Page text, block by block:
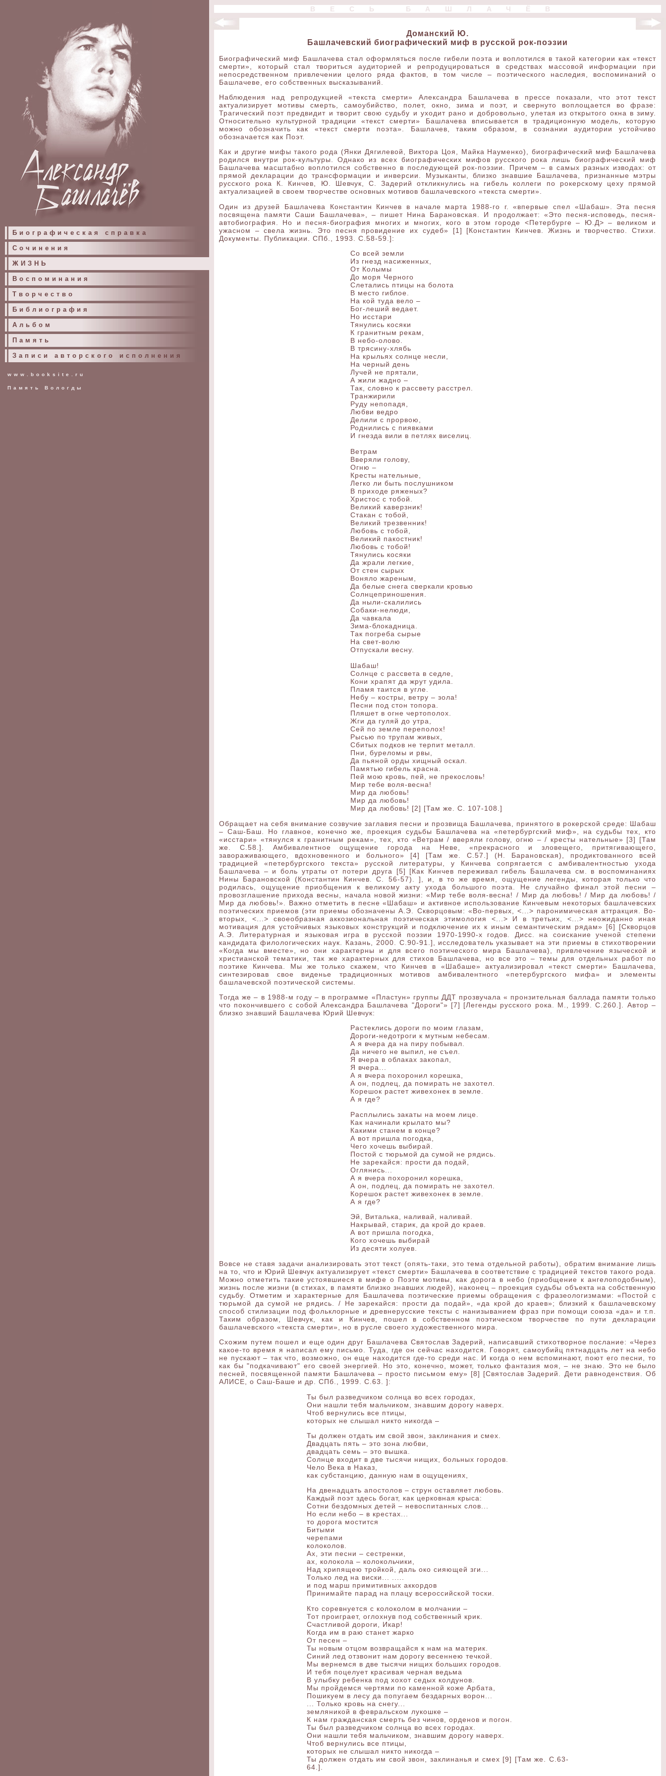
Биографическая справка
Сочинения
ЖИЗНЬ
Воспоминания
Творчество
Библиография
Альбом
Память
Записи авторского исполнения
www.booksite.ru
Память Вологды
ВЕСЬ БАШЛАЧЁВ
Доманский Ю.
Башлачевский биографический миф в русской рок-поэзии
Биографический миф Башлачева стал оформляться после гибели поэта и воплотился в такой категории как «текст
смерти», который стал твориться аудиторией и репродуцироваться в средствах массовой информации при
непосредственном привлечении целого ряда фактов, в том числе – поэтического наследия, воспоминаний о
Башлачеве, его собственных высказываний.
Наблюдения над репродукцией «текста смерти» Александра Башлачева в прессе показали, что этот текст
актуализирует мотивы смерть, самоубийство, полет, окно, зима и поэт, и свернуто воплощается во фразе:
Трагический поэт предвидит и творит свою судьбу и уходит рано и добровольно, улетая из открытого окна в зиму.
Относительно культурной традиции «текст смерти» Башлачева вписывается в традиционную модель, которую
можно обозначить как «текст смерти поэта». Башлачев, таким образом, в сознании аудитории устойчиво
обозначается как Поэт.
Как и другие мифы такого рода (Янки Дягилевой, Виктора Цоя, Майка Науменко), биографический миф Башлачева
родился внутри рок-культуры. Однако из всех биографических мифов русского рока лишь биографический миф
Башлачева масштабно воплотился собственно в последующей рок-поэзии. Причем – в самых разных изводах: от
прямой декларации до трансформации и инверсии. Музыканты, близко знавшие Башлачева, признанные мэтры
русского рока К. Кинчев, Ю. Шевчук, С. Задерий откликнулись на гибель коллеги по рокерскому цеху прямой
актуализацией в своем творчестве основных мотивов башлачевского «текста смерти».
Один из друзей Башлачева Константин Кинчев в начале марта 1988-го г. «впервые спел «Шабаш». Эта песня
посвящена памяти Саши Башлачева», – пишет Нина Барановская. И продолжает: «Это песня-исповедь, песня-
автобиография. Но и песня-биография многих и многих, кого в этом городе <Петербурге – Ю.Д> – великом и
ужасном – свела жизнь. Это песня провидение их судеб» [1] [Константин Кинчев. Жизнь и творчество. Стихи.
Документы. Публикации. СПб., 1993. С.58-59.]:
Со всей земли
Из гнезд насиженных,
От Колымы
До моря Черного
Слетались птицы на болота
В место гиблое.
На кой туда вело –
Бог-леший ведает.
Но исстари
Тянулись косяки
К гранитным рекам,
В небо-олово.
В трясину-хлябь
На крыльях солнце несли,
На черный день
Лучей не прятали,
А жили жадно –
Так, словно к рассвету расстрел.
Транжирили
Руду непопадя,
Любви ведро
Делили с прорвою,
Роднились с пиявками
И гнезда вили в петлях виселиц.
Ветрам
Вверяли голову,
Огню –
Кресты нательные,
Легко ли быть послушником
В приходе ряженых?
Христос с тобой.
Великий каверзник!
Стакан с тобой,
Великий трезвенник!
Любовь с тобой,
Великий пакостник!
Любовь с тобой!
Тянулись косяки
Да жрали легкие,
От стен сырых
Воняло жареным,
Да белые снега сверкали кровью
Солнцеприношения.
Да ныли-скалились
Собаки-нелюди,
Да чавкала
Зима-блокадница.
Так погреба сырые
На свет-волю
Отпускали весну.
Шабаш!
Солнце с рассвета в седле,
Кони храпят да жрут удила.
Пламя таится в угле.
Небу – костры, ветру – зола!
Песни под стон топора.
Пляшет в огне чертополох.
Жги да гуляй до утра,
Сей по земле переполох!
Рысью по трупам живых,
Сбитых подков не терпит металл.
Пни, буреломы и рвы,
Да пьяной орды хищный оскал.
Памятью гибель красна.
Пей мою кровь, пей, не прекословь!
Мир тебе воля-весна!
Мир да любовь!
Мир да любовь!
Мир да любовь! [2] [Там же. С. 107-108.]
Обращает на себя внимание созвучие заглавия песни и прозвища Башлачева, принятого в рокерской среде: Шабаш
– Саш-Баш. Но главное, конечно же, проекция судьбы Башлачева на «петербургский миф», на судьбы тех, кто
«исстари» «тянулся к гранитным рекам», тех, кто «Ветрам / вверяли голову, огню – / кресты нательные» [3] [Там
же. С.58.]. Амбивалентное ощущение города на Неве, «прекрасного и зловещего, притягивающего,
завораживающего, вдохновенного и больного» [4] [Там же. С.57.] (Н. Барановская), продиктованного всей
традицией «петербургского текста» русской литературы, у Кинчева сопрягается с амбивалентностью ухода
Башлачева – и боль утраты от потери друга [5] [Как Кинчев переживал гибель Башлачева см. в воспоминаниях
Нины Барановской (Константин Кинчев. С. 56-57). ], и, в то же время, ощущение легенды, которая только что
родилась, ощущение приобщения к великому акту ухода большого поэта. Не случайно финал этой песни –
провозглашение прихода весны, начала новой жизни: «Мир тебе воля-весна! / Мир да любовь! / Мир да любовь! /
Мир да любовь!». Важно отметить в песне «Шабаш» и активное использование Кинчевым некоторых башлачевских
поэтических приемов (эти приемы обозначены А.Э. Скворцовым: «Во-первых, <...> паронимическая аттракция. Во-
вторых, <...> своеобразная аккозиональная поэтическая этимология <...> И в третьих, <...> неожиданно иная
мотивация для устойчивых языковых конструкций и подключение их к иным семантическим рядам» [6] [Скворцов
А.Э. Литературная и языковая игра в русской поэзии 1970-1990-х годов. Дисс. на соискание ученой степени
кандидата филологических наук. Казань, 2000. С.90-91.], исследователь указывает на эти приемы в стихотворении
«Когда мы вместе», но они характерны и для всего поэтического мира Башлачева), привлечение языческой и
христианской тематики, так же характерных для стихов Башлачева, но все это – темы для отдельных работ по
поэтике Кинчева. Мы же только скажем, что Кинчев в «Шабаше» актуализировал «текст смерти» Башлачева,
синтезировав свое виденье традиционных мотивов амбивалентного «петербургского мифа» и элементы
башлачевской поэтической системы.
Тогда же – в 1988-м году – в программе «Пластун» группы ДДТ прозвучала « пронзительная баллада памяти только
что покончившего с собой Александра Башлачева "Дороги"» [7] [Легенды русского рока. М., 1999. С.260.]. Автор –
близко знавший Башлачева Юрий Шевчук:
Растеклись дороги по моим глазам,
Дороги-недотроги к мутным небесам.
А я вчера да на пиру побывал.
Да ничего не выпил, не съел.
Я вчера в облаках закопал,
Я вчера...
А я вчера похоронил корешка,
А он, подлец, да помирать не захотел.
Корешок растет живехонек в земле.
А я где?
Расплылись закаты на моем лице.
Как начинали крылато мы?
Какими станем в конце?
А вот пришла погодка,
Чего хочешь выбирай.
Постой с тюрьмой да сумой не рядись.
Не зарекайся: прости да подай,
Оглянись...
А я вчера похоронил корешка,
А он, подлец, да помирать не захотел.
Корешок растет живехонек в земле.
А я где?
Эй, Виталька, наливай, наливай.
Накрывай, старик, да крой до краев.
А вот пришла погодка,
Кого хочешь выбирай
Из десяти холуев.
Вовсе не ставя задачи анализировать этот текст (опять-таки, это тема отдельной работы), обратим внимание лишь
на то, что и Юрий Шевчук актуализирует «текст смерти» Башлачева в соответствие с традицией текстов такого рода.
Можно отметить такие устоявшиеся в мифе о Поэте мотивы, как дорога в небо (приобщение к ангелоподобным),
жизнь после жизни (в стихах, в памяти близко знавших людей), наконец – проекция судьбы объекта на собственную
судьбу. Отметим и характерные для Башлачева поэтические приемы обращения с фразеологизмами: «Постой с
тюрьмой да сумой не рядись. / Не зарекайся: прости да подай», «да крой до краев»; близкий к башлачевскому
способ стилизации под фольклорные и древнерусские тексты с нанизыванием фраз при помощи союза «да» и т.п.
Таким образом, Шевчук, как и Кинчев, пошел в собственном поэтическом творчестве по пути декларации
башлачевского «текста смерти», но в русле своего художественного мира.
Схожим путем пошел и еще один друг Башлачева Святослав Задерий, написавший стихотворное послание: «Через
какое-то время я написал ему письмо. Туда, где он сейчас находится. Говорят, самоубийц пятнадцать лет на небо
не пускают – так что, возможно, он еще находится где-то среди нас. И когда о нем вспоминают, поют его песни, то
как бы "подкачивают" его своей энергией. Но это, конечно, может, только фантазия моя, – не знаю. Это не было
песней, посвященной памяти Башлачева – просто письмом ему» [8] [Святослав Задерий. Дети равноденствия. Об
АЛИСЕ, о Саш-Баше и др. СПб., 1999. С.63. ]:
Ты был разведчиком солнца во всех городах,
Они нашли тебя мальчиком, знавшим дорогу наверх.
Чтоб вернулись все птицы,
которых не слышал никто никогда –
Ты должен отдать им свой звон, заклинания и смех.
Двадцать пять – это зона любви,
двадцать семь – это вышка.
Солнце входит в две тысячи нищих, больных городов.
Чело Века в Наказ,
как субстанцию, данную нам в ощущениях,
На двенадцать апостолов – струн оставляет любовь.
Каждый поэт здесь богат, как церковная крыса:
Сотни бездомных детей – невоспитанных слов...
Но если небо – в крестах...
то дорога мостится
Битыми
черепами
колоколов.
Ах, эти песни – сестренки,
ах, колокола – колокольчики,
Над хрипящею тройкой, даль око сияющей зги...
Только лед на виски... .....
и под марш примитивных аккордов
Принимайте парад на плацу всероссийской тоски.
Кто соревнуется с колоколом в молчании –
Тот проиграет, оглохнув под собственный крик.
Счастливой дороги, Икар!
Когда им в раю станет жарко
От песен –
Ты новым отцом возвращайся к нам на материк.
Синий лед отзвонит нам дорогу весеннею течкой.
Мы вернемся в две тысячи нищих больших городов.
И тебя поцелует красивая черная ведьма
В улыбку ребенка под хохот седых колдунов.
Мы пройдемся чертями по каменной коже Арбата,
Пошикуем в лесу да попугаем бездарных ворон...
... Только кровь на снегу...
земляникой в февральском лукошке –
К нам гражданская смерть без чинов, орденов и погон.
Ты был разведчиком солнца во всех городах.
Они нашли тебя мальчиком, знавшим дорогу наверх.
Чтоб вернулись все птицы,
которых не слышал никто никогда –
Ты должен отдать им свой звон, заклинанья и смех [9] [Там же. С.63-
64.].